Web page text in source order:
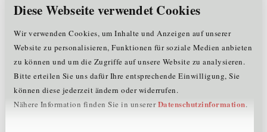
Diese Webseite verwendet Cookies
Wir verwenden Cookies, um Inhalte und Anzeigen auf unserer
Website zu personalisieren, Funktionen für soziale Medien anbieten
zu können und um die Zugriffe auf unsere Website zu analysieren.
Bitte erteilen Sie uns dafür Ihre entsprechende Einwilligung, Sie
können diese jederzeit ändern oder widerrufen.
Nähere Information finden Sie in unsererDatenschutzinformation.
Nachhaltigkeit